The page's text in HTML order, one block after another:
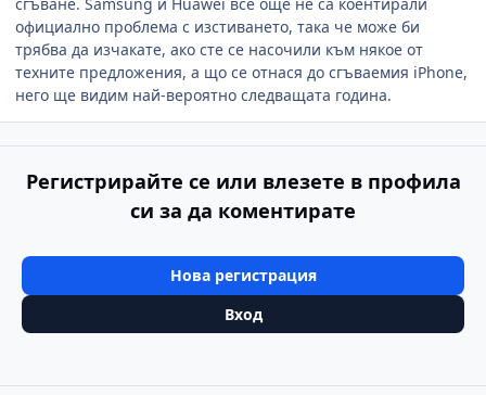
официално проблема с изстиването, така че може би
трябва да изчакате, ако сте се насочили към някое от
техните предложения, а що се отнася до сгъваемия iPhone,
него ще видим най-вероятно следващата година.
Регистрирайте се или влезете в профила
си за да коментирате
Нова регистрация
Вход